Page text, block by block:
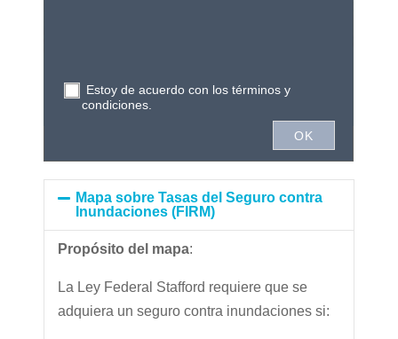
Mapa sobre Tasas del Seguro contra
Inundaciones (FIRM)
Propósito del mapa:
La Ley Federal Stafford requiere que se
adquiera un seguro contra inundaciones si: